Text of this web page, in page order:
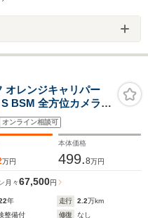
レンジキャリパー
BSM 全方位カメラ
三眼LEDライト ス
グTV CD/DVD
オンライン相談可
万円
本体価格
499.8万円
月々67,500円
年 走行 2.2万km
整備付 修復
なし